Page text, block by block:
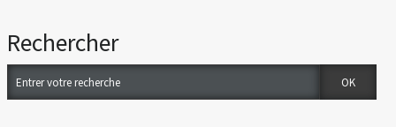
Rechercher